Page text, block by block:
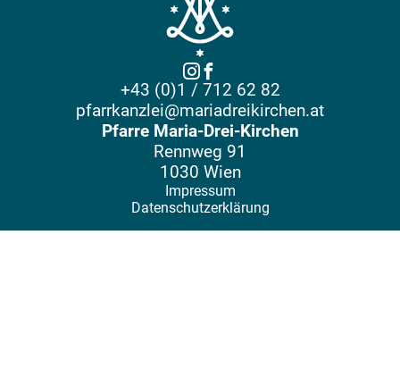
+43 (0)1 / 712 62 82
pfarrkanzlei@mariadreikirchen.at
Pfarre Maria-Drei-Kirchen
Rennweg 91
1030 Wien
Impressum
Datenschutzerklärung